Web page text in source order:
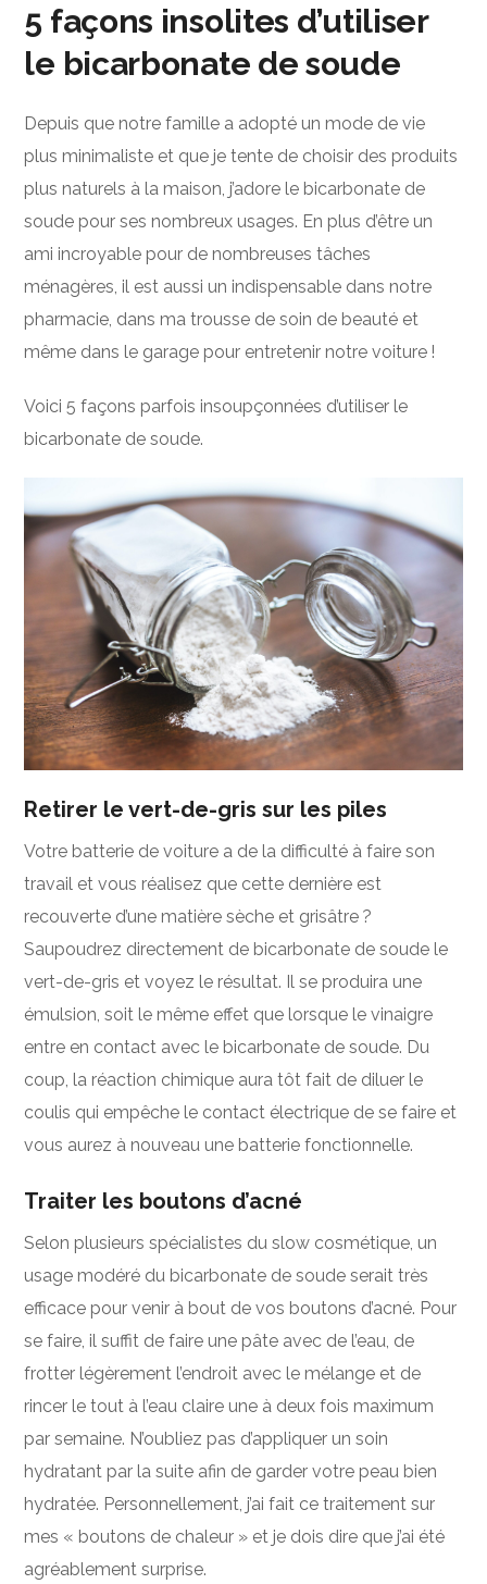
5 façons insolites d’utiliser
le bicarbonate de soude
Depuis que notre famille a adopté un mode de vie
plus minimaliste et que je tente de choisir des produits
plus naturels à la maison, j’adore le bicarbonate de
soude pour ses nombreux usages. En plus d’être un
ami incroyable pour de nombreuses tâches
ménagères, il est aussi un indispensable dans notre
pharmacie, dans ma trousse de soin de beauté et
même dans le garage pour entretenir notre voiture !
Voici 5 façons parfois insoupçonnées d’utiliser le
bicarbonate de soude.
Retirer le vert-de-gris sur les piles
Votre batterie de voiture a de la difficulté à faire son
travail et vous réalisez que cette dernière est
recouverte d’une matière sèche et grisâtre ?
Saupoudrez directement de bicarbonate de soude le
vert-de-gris et voyez le résultat. Il se produira une
émulsion, soit le même effet que lorsque le vinaigre
entre en contact avec le bicarbonate de soude. Du
coup, la réaction chimique aura tôt fait de diluer le
coulis qui empêche le contact électrique de se faire et
vous aurez à nouveau une batterie fonctionnelle.
Traiter les boutons d’acné
Selon plusieurs spécialistes du slow cosmétique, un
usage modéré du bicarbonate de soude serait très
efficace pour venir à bout de vos boutons d’acné. Pour
se faire, il suffit de faire une pâte avec de l’eau, de
frotter légèrement l’endroit avec le mélange et de
rincer le tout à l’eau claire une à deux fois maximum
par semaine. N’oubliez pas d’appliquer un soin
hydratant par la suite afin de garder votre peau bien
hydratée. Personnellement, j’ai fait ce traitement sur
mes « boutons de chaleur » et je dois dire que j’ai été
agréablement surprise.